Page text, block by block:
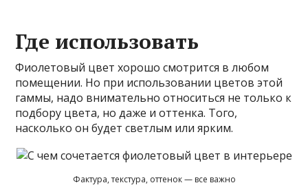
Где использовать
Фиолетовый цвет хорошо смотрится в любом
помещении. Но при использовании цветов этой
гаммы, надо внимательно относиться не только к
подбору цвета, но даже и оттенка. Того,
насколько он будет светлым или ярким.
Фактура, текстура, оттенок — все важно